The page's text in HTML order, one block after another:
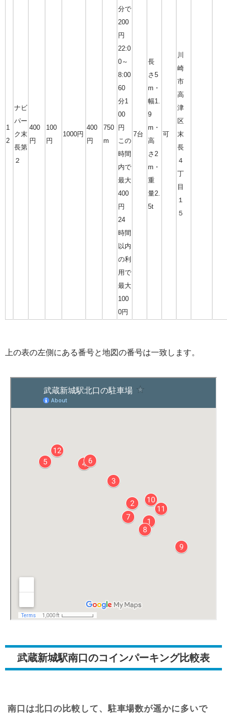
1
2
ナビ
パー
ク末
長第
２
400
円
100
円
1000円
400
円
750
m
分で
200
円
22:0
0～
8:00
60
分1
00
円
この
時間
内で
最大
400
円
24
時間
以内
の利
用で
最大
100
0円
7台
長
さ5
m・
幅1.
9
m・
高
さ2
m・
重
量2.
5t
可
川
崎
市
高
津
区
末
長
４
丁
目
１
５
上の表の左側にある番号と地図の番号は一致します。
武蔵新城駅南口のコインパーキング比較表
南口は北口の比較して、駐車場数が遥かに多いで